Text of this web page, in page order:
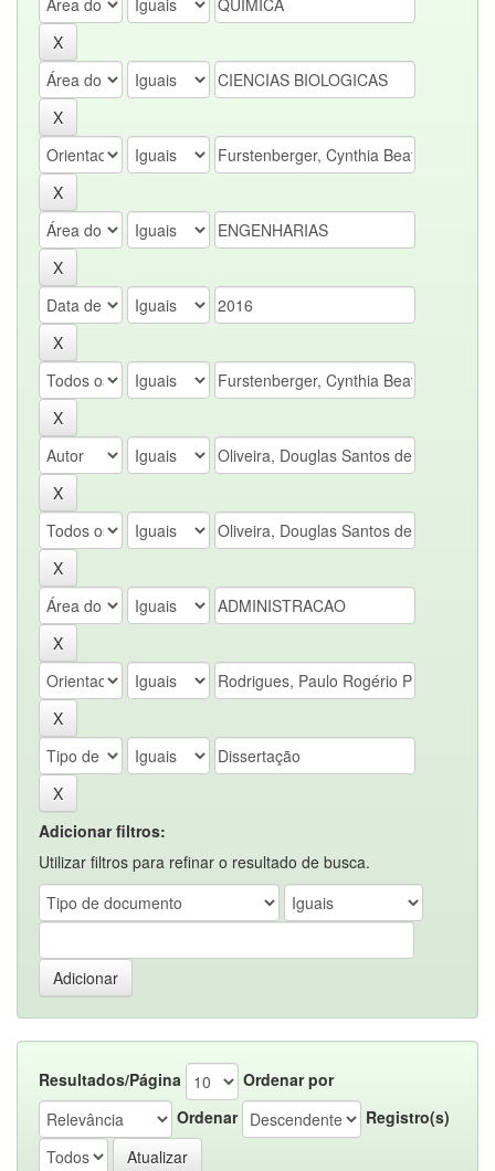
Adicionar filtros:
Utilizar filtros para refinar o resultado de busca.
Resultados/Página
Ordenar por
Ordenar
Registro(s)